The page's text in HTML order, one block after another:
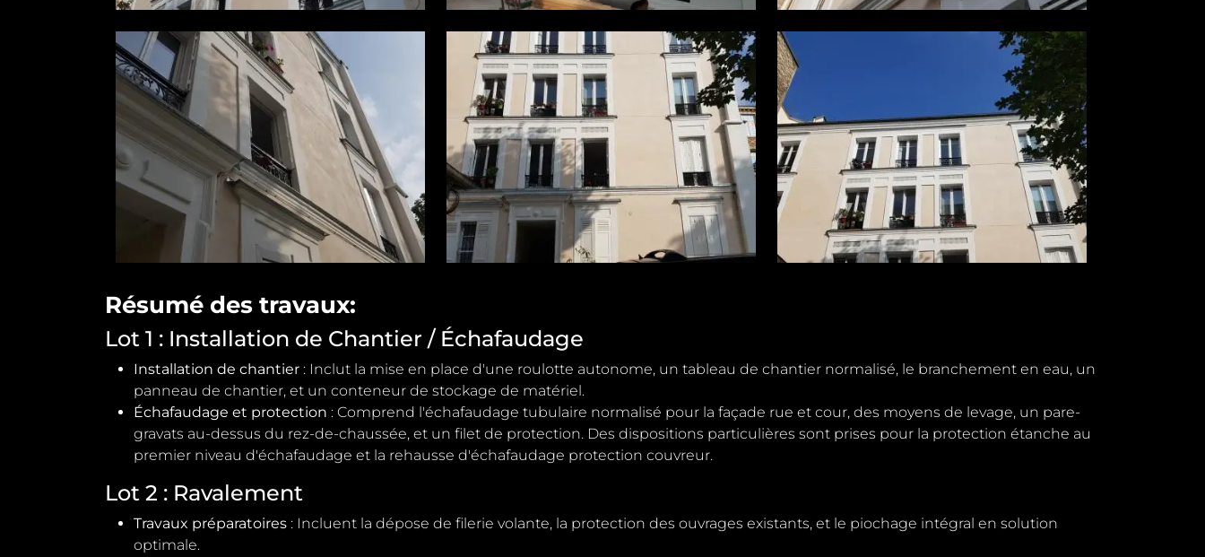
Résumé des travaux:
Lot 1 : Installation de Chantier / Échafaudage
Installation de chantier : Inclut la mise en place d'une roulotte autonome, un tableau de chantier normalisé, le branchement en eau, un
panneau de chantier, et un conteneur de stockage de matériel.
Échafaudage et protection : Comprend l'échafaudage tubulaire normalisé pour la façade rue et cour, des moyens de levage, un pare-
gravats au-dessus du rez-de-chaussée, et un filet de protection. Des dispositions particulières sont prises pour la protection étanche au
premier niveau d'échafaudage et la rehausse d'échafaudage protection couvreur.
Lot 2 : Ravalement
Travaux préparatoires : Incluent la dépose de filerie volante, la protection des ouvrages existants, et le piochage intégral en solution
optimale.